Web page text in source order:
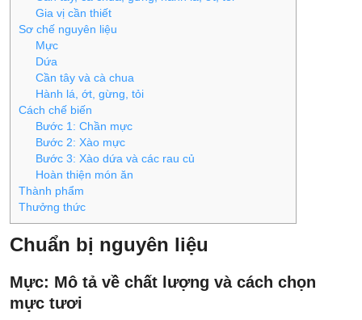
Gia vị cần thiết
Sơ chế nguyên liệu
Mực
Dứa
Cần tây và cà chua
Hành lá, ớt, gừng, tỏi
Cách chế biến
Bước 1: Chần mực
Bước 2: Xào mực
Bước 3: Xào dứa và các rau củ
Hoàn thiện món ăn
Thành phẩm
Thưởng thức
Chuẩn bị nguyên liệu
Mực: Mô tả về chất lượng và cách chọn
mực tươi